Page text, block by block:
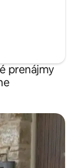
prenájmy